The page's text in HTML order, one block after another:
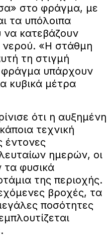
στο φράγμα, με
τα υπόλοιπα
να κατεβάζουν
νερού. «Η στάθμη
τη στιγμή
φράγμα υπάρχουν
κυβικά μέτρα
ότι η αυξημένη
τεχνική
έντονες
ημερών, οι
τα φυσικά
της περιοχής.
βροχές, τα
ποσότητες